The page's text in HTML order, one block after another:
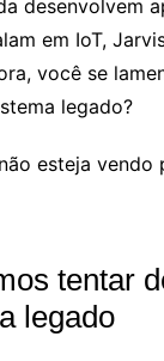
desenvolvem
em IoT,
você se
legado?
esteja vendo
tentar
legado